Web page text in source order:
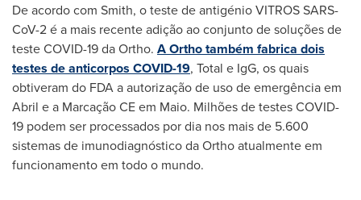
De acordo com Smith, o teste de antigénio VITROS SARS-
CoV-2 é a mais recente adição ao conjunto de soluções de
teste COVID-19 da Ortho. A Ortho também fabrica dois
testes de anticorpos COVID-19, Total e IgG, os quais
obtiveram do FDA a autorização de uso de emergência em
Abril e a Marcação CE em Maio. Milhões de testes COVID-
19 podem ser processados por dia nos mais de 5.600
sistemas de imunodiagnóstico da Ortho atualmente em
funcionamento em todo o mundo.